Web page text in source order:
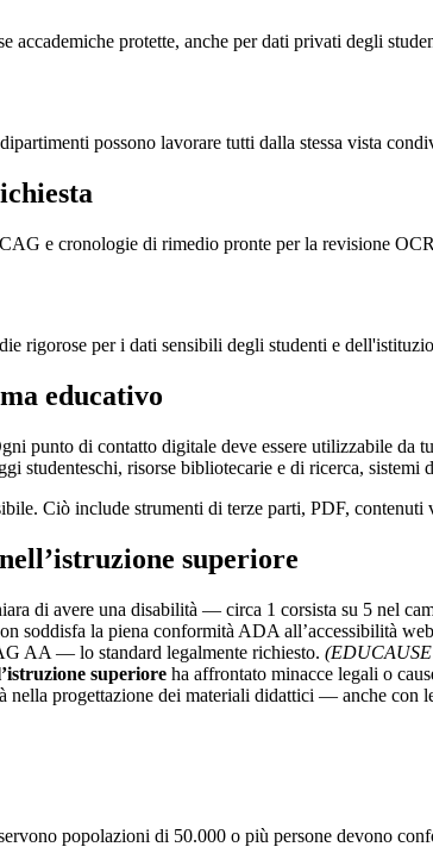
accademiche protette, anche per dati privati degli
possono lavorare tutti dalla stessa vista
e cronologie di rimedio pronte per la revisione
rigorose per i dati sensibili degli studenti e
educativo
punto di contatto digitale deve essere utilizzabile
studenteschi, risorse bibliotecarie e di ricerca, sistemi
Ciò include strumenti di terze parti, PDF,
superiore
di avere una disabilità — circa 1 corsista su 5 nel
soddisfa la piena conformità ADA all’accessibilità
AA — lo standard legalmente richiesto. (EDUCAUSE
superiore ha affrontato minacce legali o
nella progettazione dei materiali didattici — anche con
popolazioni di 50.000 o più persone devono